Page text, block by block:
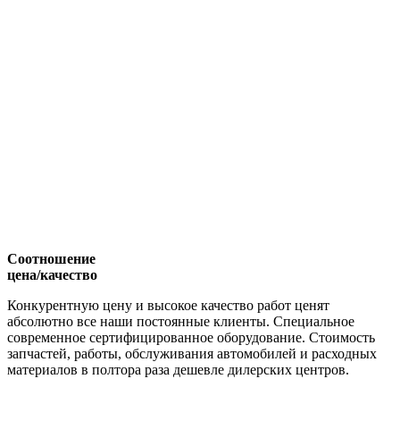
Соотношение
цена/качество
Конкурентную цену и высокое качество работ ценят
абсолютно все наши постоянные клиенты. Специальное
современное сертифицированное оборудование. Стоимость
запчастей, работы, обслуживания автомобилей и расходных
материалов в полтора раза дешевле дилерских центров.